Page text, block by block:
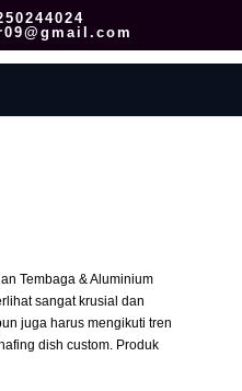
Tembaga & Aluminium
sangat krusial dan
juga harus mengikuti tren
dish custom. Produk